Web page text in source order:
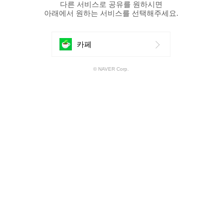
다른 서비스로 공유를 원하시면
아래에서 원하는 서비스를 선택해주세요.
카페
공
© NAVER Corp.